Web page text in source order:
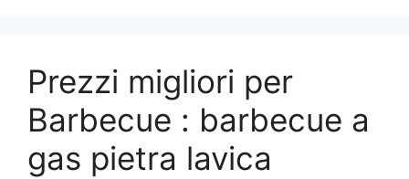
Prezzi migliori per
Barbecue : barbecue a
gas pietra lavica